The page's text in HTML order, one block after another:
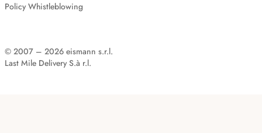
Policy Whistleblowing
© 2007 – 2026 eismann s.r.l.
Last Mile Delivery S.à r.l.